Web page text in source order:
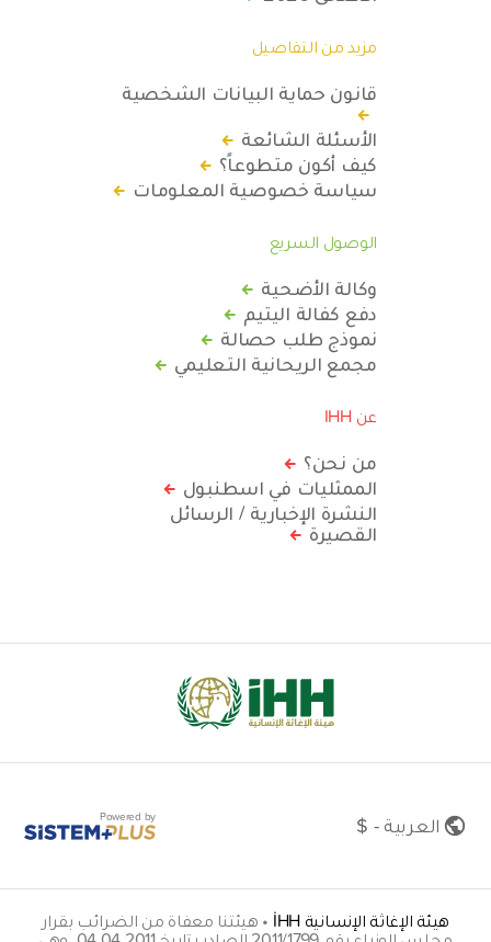
مزيد من التفاصيل
قانون حماية البيانات الشخصية
الأسئلة الشائعة
كيف أكون متطوعاً؟
سياسة خصوصية المعلومات
الوصول السريع
وكالة الأضحية
دفع كفالة اليتيم
نموذج طلب حصالة
مجمع الريحانية التعليمي
عن IHH
من نحن؟
الممثليات في اسطنبول
النشرة الإخبارية / الرسائل
القصيرة
العربية - $ Powered by
هيئة الإغاثة الإنسانية İHH • هيئتنا معفاة من الضرائب بقرار